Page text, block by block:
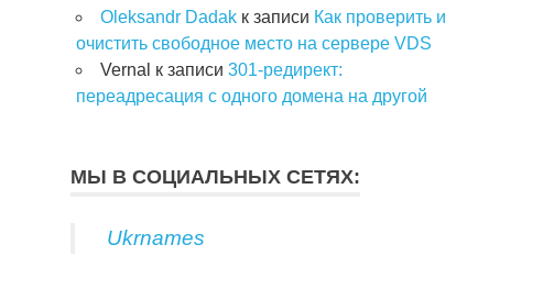
Oleksandr Dadak к записи Как проверить и
очистить свободное место на сервере VDS
Vernal к записи 301-редирект:
переадресация с одного домена на другой
МЫ В СОЦИАЛЬНЫХ СЕТЯХ:
Ukrnames